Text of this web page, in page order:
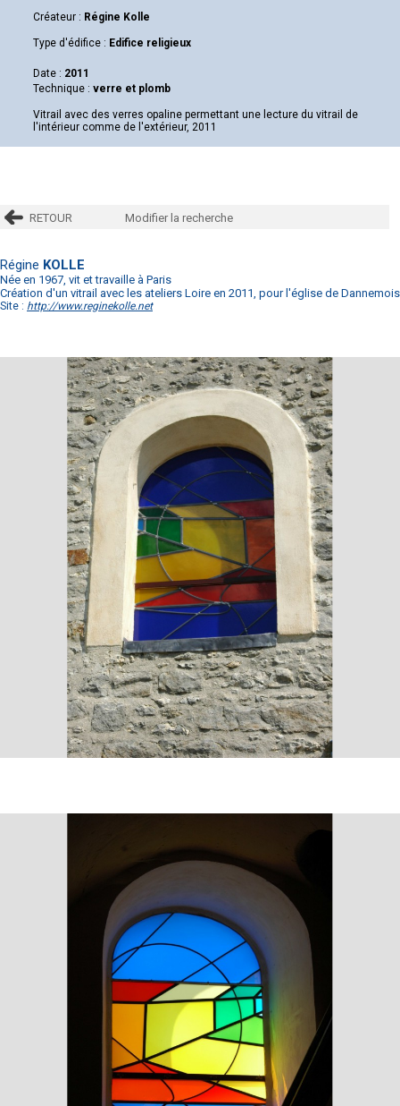
Créateur : Régine Kolle
Type d'édifice : Edifice religieux
Date : 2011
Technique : verre et plomb
Vitrail avec des verres opaline permettant une lecture du vitrail de
l'intérieur comme de l'extérieur, 2011
RETOUR Modifier la recherche
Régine KOLLE
Née en 1967, vit et travaille à Paris
Création d'un vitrail avec les ateliers Loire en 2011, pour l'église de Dannemois
Site : http://www.reginekolle.net